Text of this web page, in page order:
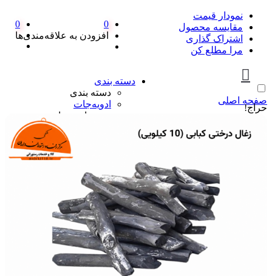
نمودار قیمت
مقایسه محصول
اشتراک گذاری
مرا مطلع کن
صفحه اصلی
0
افزودن به علاقه‌مندی‌ها
0
دسته بندی
دسته بندی
ادویه‌جات
ادویه‌جات
آویشن
ادویه مخلوط
دارچین
زردچوبه
سماق
فلفل
پیازها
پیازها
پوره پیاز
پیاز چیپسی
پیاز سرخ شده
پیاز نگینی
سرکه و آبلیمو
حراج!